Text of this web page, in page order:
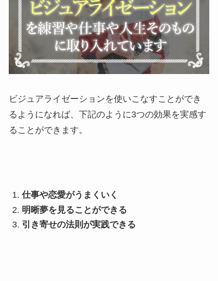
ビジュアライゼーションを使いこなすことができ
るようになれば、下記のように3つの効果を実感す
ることができます。
仕事や恋愛がうまくいく
明晰夢を見ることができる
引き寄せの法則が実践できる